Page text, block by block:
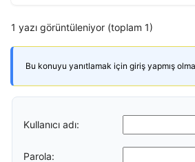
1 yazı görüntüleniyor (toplam 1)
Bu konuyu yanıtlamak için giriş yapmış
Kullanıcı adı:
Parola: